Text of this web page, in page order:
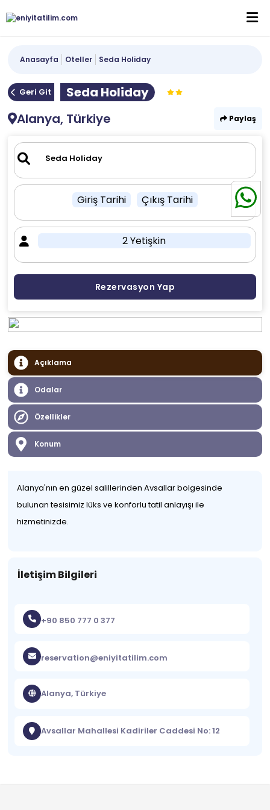
Anasayfa Oteller Seda Holiday
Geri Git
Seda Holiday
Alanya, Türkiye
Paylaş
Giriş Tarihi Çıkış Tarihi
2 Yetişkin
Rezervasyon Yap
Açıklama
Odalar
Özellikler
Konum
Alanya'nın en güzel salillerinden Avsallar bolgesinde
bulunan tesisimiz lüks ve konforlu tatil anlayışı ile
hizmetinizde.
İletişim Bilgileri
+90 850 777 0 377
reservation@eniyitatilim.com
Alanya, Türkiye
Avsallar Mahallesi Kadiriler Caddesi No: 12